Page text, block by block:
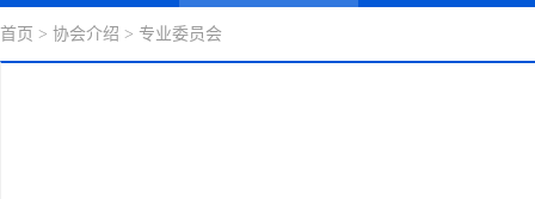
首页 > 协会介绍 > 专业委员会